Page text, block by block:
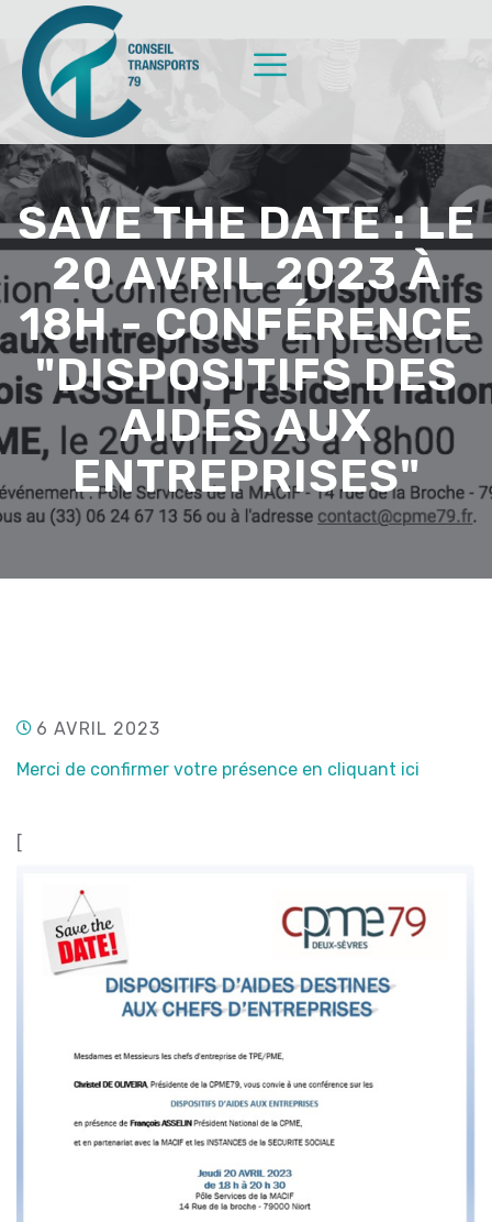
SAVE THE DATE : LE
20 AVRIL 2023 À
18H - CONFÉRENCE
"DISPOSITIFS DES
AIDES AUX
ENTREPRISES"
6 AVRIL 2023
Merci de confirmer votre présence en cliquant ici
[